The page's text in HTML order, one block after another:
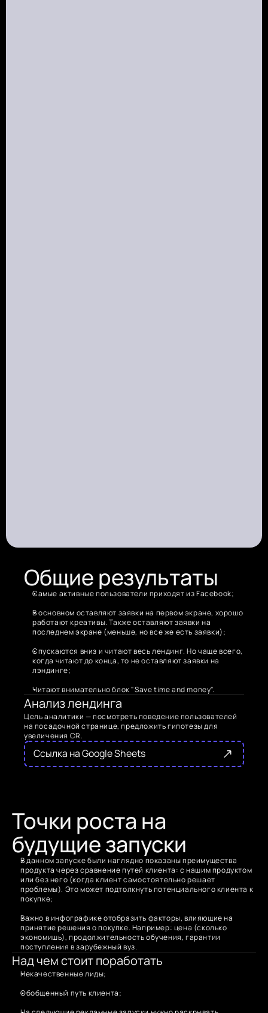
Общие результаты
Самые активные пользователи приходят из Facebook;
В основном оставляют заявки на первом экране, хорошо
работают креативы. Также оставляют заявки на
последнем экране (меньше, но все же есть заявки);
Спускаются вниз и читают весь лендинг. Но чаще всего,
когда читают до конца, то не оставляют заявки на
лэндинге;
Читают внимательно блок "Save time and money".
Анализ лендинга
Цель аналитики — посмотреть поведение пользователей
на посадочной странице, предложить гипотезы для
увеличения CR.
Ссылка на Google Sheets
Точки роста на
будущие запуски
В данном запуске были наглядно показаны преимущества
продукта через сравнение путей клиента: с нашим продуктом
или без него (когда клиент самостоятельно решает
проблемы). Это может подтолкнуть потенциального клиента к
покупке;
Важно в инфографике отобразить факторы, влияющие на
принятие решения о покупке. Например: цена (сколько
экономишь), продолжительность обучения, гарантии
поступления в зарубежный вуз.
Над чем стоит поработать
Некачественные лиды;
Обобщенный путь клиента;